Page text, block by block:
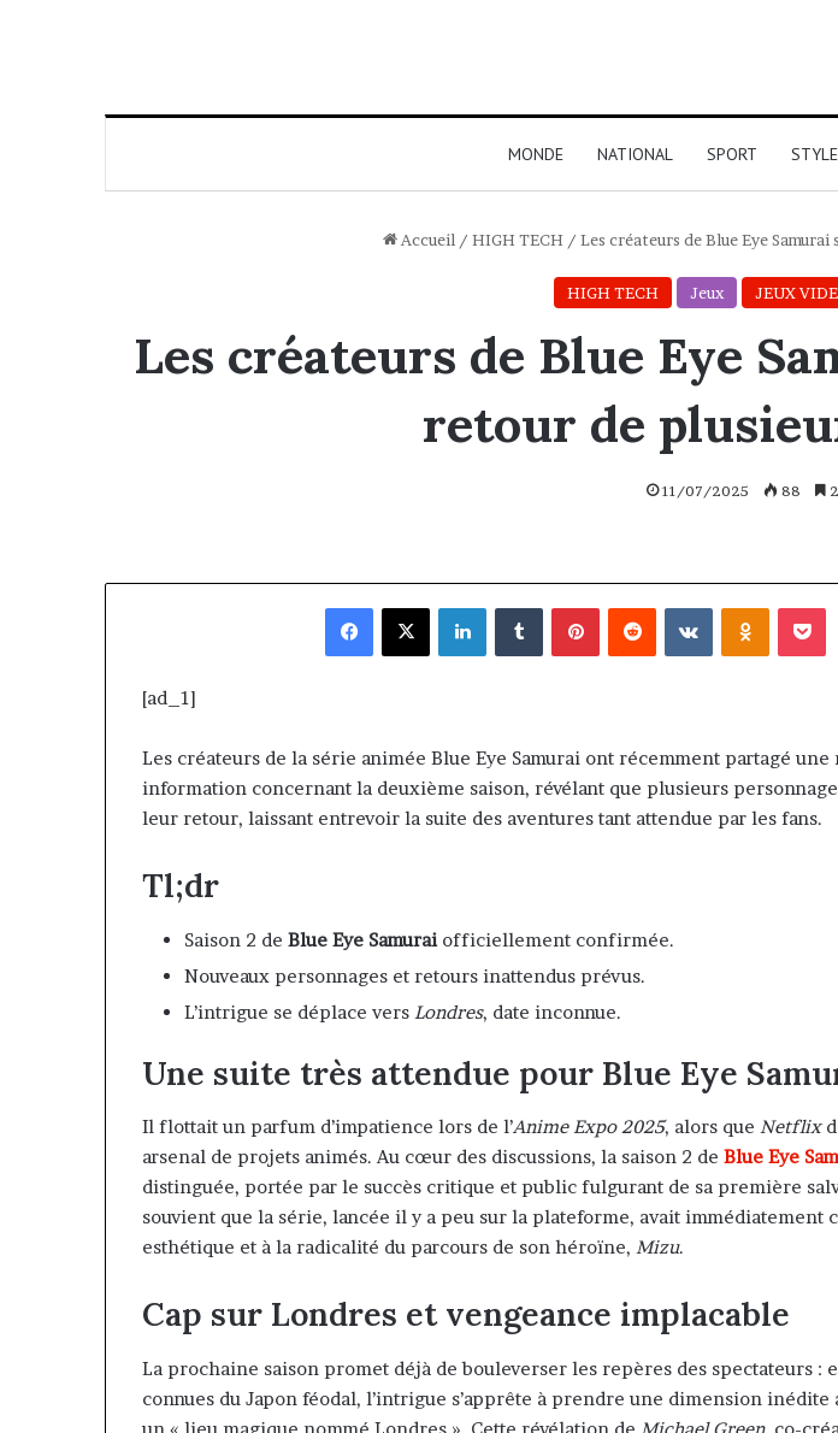
MONDE NATIONAL SPORT
Accueil / HIGH TECH / Les créateurs de Blue Eye
HIGH TECH Jeux JEUX
Les créateurs de Blue Eye
retour de
11/07/2025 88
Facebook
X LinkedinTumblrPinterestReddit VKontakte
[ad_1]
Les créateurs de la série animée Blue Eye Samurai ont récemment partagé une
information concernant la deuxième saison, révélant que plusieurs
leur retour, laissant entrevoir la suite des aventures tant attendue par les fans.
Tl;dr
Saison 2 de Blue Eye Samurai officiellement confirmée.
Nouveaux personnages et retours inattendus prévus.
L’intrigue se déplace vers Londres, date inconnue.
Une suite très attendue pour Blue Eye
Il flottait un parfum d’impatience lors de l’Anime Expo 2025, alors que Netflix
arsenal de projets animés. Au cœur des discussions, la saison 2 de Blue Eye
distinguée, portée par le succès critique et public fulgurant de sa première
souvient que la série, lancée il y a peu sur la plateforme, avait immédiatement
esthétique et à la radicalité du parcours de son héroïne, Mizu.
Cap sur Londres et vengeance implacable
La prochaine saison promet déjà de bouleverser les repères des spectateurs :
connues du Japon féodal, l’intrigue s’apprête à prendre une dimension inédite
un « lieu magique nommé Londres ». Cette révélation de Michael Green, co-